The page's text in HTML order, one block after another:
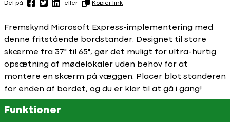
Del på eller Kopier link
Fremskynd Microsoft Express-implementering med
denne fritstående bordstander. Designet til store
skærme fra 37" til 65", gør det muligt for ultra-hurtig
opsætning af mødelokaler uden behov for at
montere en skærm på væggen. Placer blot standeren
for enden af bordet, og du er klar til at gå i gang!
Funktioner